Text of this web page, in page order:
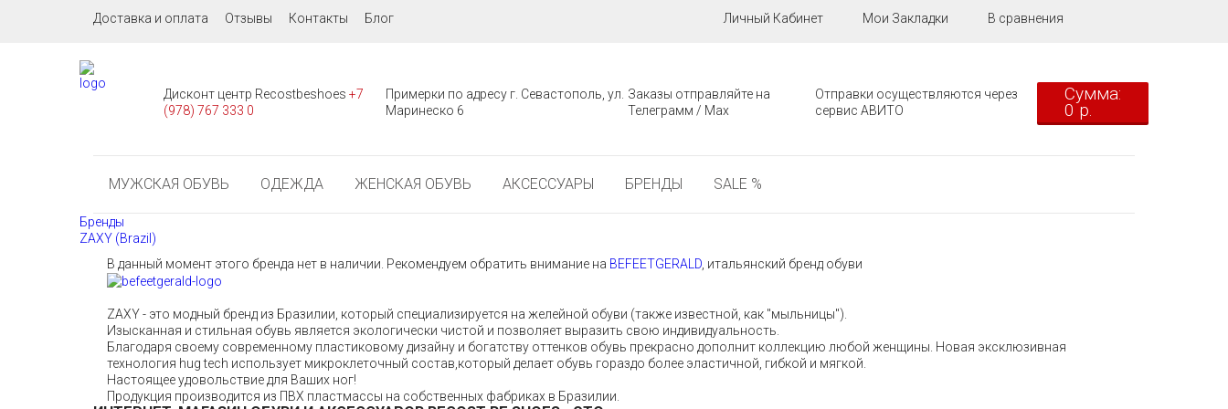
Доставка и оплата Отзывы Контакты Блог Личный Кабинет Мои Закладки В сравнения
Дисконт центр Recostbeshoes+7
(978) 767 333 0
Примерки по адресу г. Севастополь, ул.
Маринеско 6
Заказы отправляйте на
Телеграмм / Мах
Отправки осуществляются через
сервис АВИТО
Сумма:
0 р.
МУЖСКАЯ ОБУВЬ ОДЕЖДА ЖЕНСКАЯ ОБУВЬ АКСЕССУАРЫ БРЕНДЫ SALE %
Бренды
ZAXY (Brazil)
В данный момент этого бренда нет в наличии. Рекомендуем обратить внимание на BEFEETGERALD , итальянский бренд обуви
ZAXY - это модный бренд из Бразилии, который специализируется на желейной обуви (также известной, как "мыльницы").
Изысканная и стильная обувь является экологически чистой и позволяет выразить свою индивидуальность.
Благодаря своему современному пластиковому дизайну и богатству оттенков обувь прекрасно дополнит коллекцию любой женщины. Новая эксклюзивная
технология hug tech использует микроклеточный состав,который делает обувь гораздо более эластичной, гибкой и мягкой.
Настоящее удовольствие для Ваших ног!
Продукция производится из ПВХ пластмассы на собственных фабриках в Бразилии.